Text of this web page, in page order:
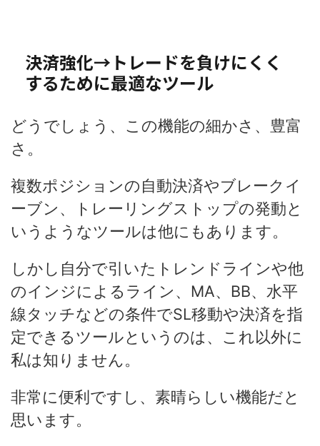
決済強化→トレードを負けにくく
するために最適なツール
どうでしょう、この機能の細かさ、豊富
さ。
複数ポジションの自動決済やブレークイ
ーブン、トレーリングストップの発動と
いうようなツールは他にもあります。
しかし自分で引いたトレンドラインや他
のインジによるライン、MA、BB、水平
線タッチなどの条件でSL移動や決済を指
定できるツールというのは、これ以外に
私は知りません。
非常に便利ですし、素晴らしい機能だと
思います。